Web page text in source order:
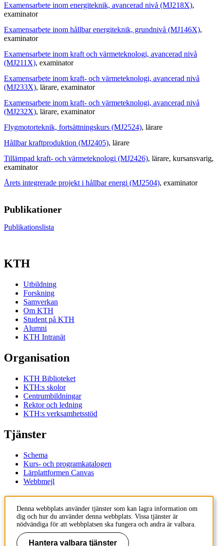
Examensarbete inom energiteknik, avancerad nivå (MJ218X),
examinator
Examensarbete inom hållbar energiteknik, grundnivå (MJ146X),
examinator
Examensarbete inom kraft och värmeteknologi, avancerad nivå
(MJ211X), examinator
Examensarbete inom kraft- och värmeteknologi, avancerad nivå
(MJ233X), lärare, examinator
Examensarbete inom kraft- och värmeteknologi, avancerad nivå
(MJ232X), lärare, examinator
Flygmotorteknik, fortsättningskurs (MJ2524), lärare
Hållbar kraftproduktion (MJ2405), lärare
Tillämpad kraft- och värmeteknologi (MJ2426), lärare, kursansvarig,
examinator
Årets integrerade projekt i hållbar energi (MJ2504), examinator
Publikationer
Publikationslista
KTH
Utbildning
Forskning
Samverkan
Om KTH
Student på KTH
Alumni
KTH Intranät
Organisation
KTH Biblioteket
KTH:s skolor
Centrumbildningar
Rektor och ledning
KTH:s verksamhetsstöd
Tjänster
Schema
Kurs- och programkatalogen
Lärplattformen Canvas
Webbmejl
Kontakt
KTH
100 44 Stockholm
+46 8 790 60 00
Denna webbplats använder tjänster som kan lagra information om
dig och hur du använder denna webbplats. Vissa tjänster är
nödvändiga för att webbplatsen ska fungera och andra är valbara.
Hantera valbara tjänster